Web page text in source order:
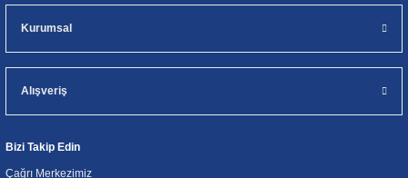
Kurumsal
Alışveriş
Bizi Takip Edin
Çağrı Merkezimiz